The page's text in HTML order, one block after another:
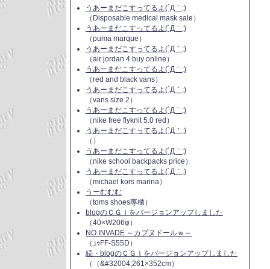
うあーまだこすってるよ(´Д｀;)
（Disposable medical mask sale）
うあーまだこすってるよ(´Д｀;)
（puma marque）
うあーまだこすってるよ(´Д｀;)
（air jordan 4 buy online）
うあーまだこすってるよ(´Д｀;)
（red and black vans）
うあーまだこすってるよ(´Д｀;)
（vans size 2）
うあーまだこすってるよ(´Д｀;)
（nike free flyknit 5.0 red）
うあーまだこすってるよ(´Д｀;)
（）
うあーまだこすってるよ(´Д｀;)
（nike school backpacks price）
うあーまだこすってるよ(´Д｀;)
（michael kors marina）
うーむむむ
（toms shoes專櫃）
blogのＣＧＩをバージョンアップしました
（40×W206φ）
NO INVADE ～カプヌドールｗ～
（｣ｩFF-S55D）
続・blogのＣＧＩをバージョンアップしました
（（&#32004;261×352cm）